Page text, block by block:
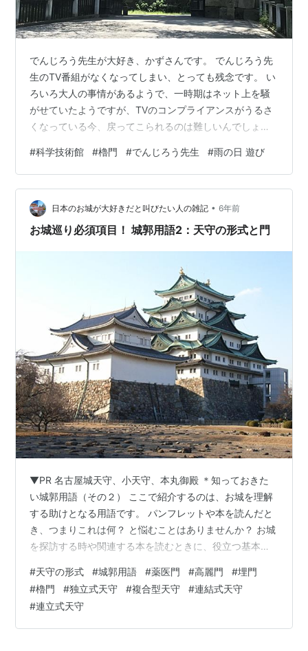
でんじろう先生が大好き、かずさんです。 でんじろう先
生のTV番組がなくなってしまい、とっても残念です。 い
ろいろ大人の事情があるようで、一時期はネット上を騒
がせていたようですが、TVのコンプライアンスがうるさ
くなっている今、戻ってこられるのは難しいんでしょう
ということで、武道館に程近い科学技術館をご紹介した
いと思います。 科学技術館到着前に江戸城の歴史を満喫
昭和の匂い漂う科学技術館 でんじろう先生の空気砲 滑車
の原理 クレーン車の体験 運転の体験 コスパ最高！ みん
なで科学技術館を応援しませんか！！ 科学技術館到着前
#科学技術館 #櫓門 #でんじろう先生 #雨の日 遊び
日本のお城が大好きだと叫びたい人の雑記 • 6年前
お城巡り必須項目！ 城郭用語2：天守の形式と門
▼PR 名古屋城天守、小天守、本丸御殿 ＊知っておきた
い城郭用語（その２） ここで紹介するのは、お城を理解
する助けとなる用語です。 パンフレットや本を読んだと
き、つまりこれは何？ と悩むことはありませんか？ お城
を探訪する時や関連する本を読むときに、役立つ基本語
城郭用語（その２） ＊天守についての用語（２） 【独立
式天守】 【複合式天守】 【連結式】 【連立式】 【小天
守】 ＊「門」について 【薬医門】 【高麗門】 【櫓門】
【埋門】 ＊本日のおすすめの本「毛利元就～知将の戦
#天守の形式 #城郭用語 #薬医門 #高麗門 #埋門
#櫓門 #独立式天守 #複合型天守 #連結式天守
#連立式天守